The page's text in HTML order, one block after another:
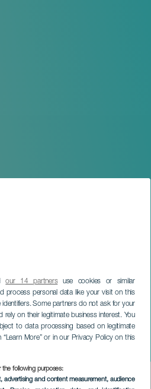
our 14 partnersuse cookies or similar
process personal data like your visit on this
Some partners do not ask for your
on their legitimate business interest. You
to data processing based on legitimate
More” or in our Privacy Policy on this
following purposes:
advertising and content measurement, audience
Cuentos